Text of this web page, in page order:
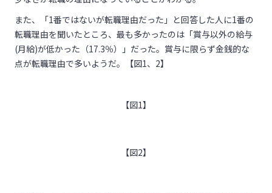
また、「1番ではないが転職理由だった」と回答した人に1番の
転職理由を聞いたところ、最も多かったのは「賞与以外の給与
(月給)が低かった（17.3％）」だった。賞与に限らず金銭的な
点が転職理由で多いようだ。【図1、2】
【図1】
【図2】